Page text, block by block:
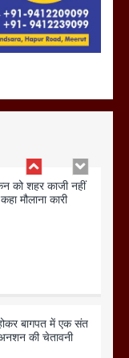
कर होलिका को किया
तो होगा खून
को शहर काजी नहीं
मौलाना कारी
बागपत में एक संत
की चेतावनी